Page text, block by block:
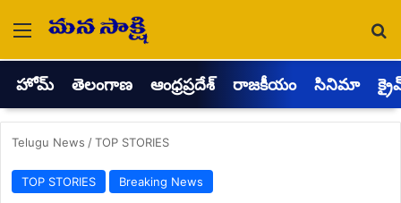
Menu
హోమ్ తెలంగాణ ఆంధ్రప్రదేశ్ రాజకీయం సినిమా
Telugu News /TOP STORIES
TOP STORIES Breaking News